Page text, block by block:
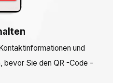
und
bevor Sie den QR -Code -